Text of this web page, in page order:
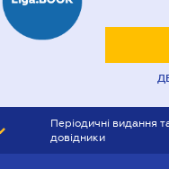
Періодичні видання
довідники